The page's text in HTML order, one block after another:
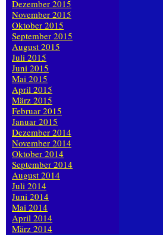
Dezember 2015
November 2015
Oktober 2015
September 2015
August 2015
Juli 2015
Juni 2015
Mai 2015
April 2015
März 2015
Februar 2015
Januar 2015
Dezember 2014
November 2014
Oktober 2014
September 2014
August 2014
Juli 2014
Juni 2014
Mai 2014
April 2014
März 2014